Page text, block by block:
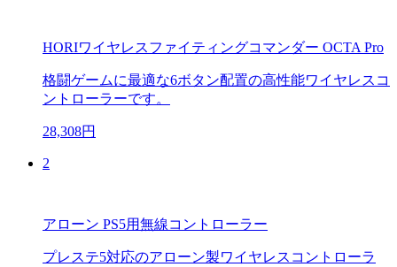
HORIワイヤレスファイティングコマンダー OCTA Pro
格闘ゲームに最適な6ボタン配置の高性能ワイヤレスコ
ントローラーです。
28,308円
2
アローン PS5用無線コントローラー
プレステ5対応のアローン製ワイヤレスコントローラ